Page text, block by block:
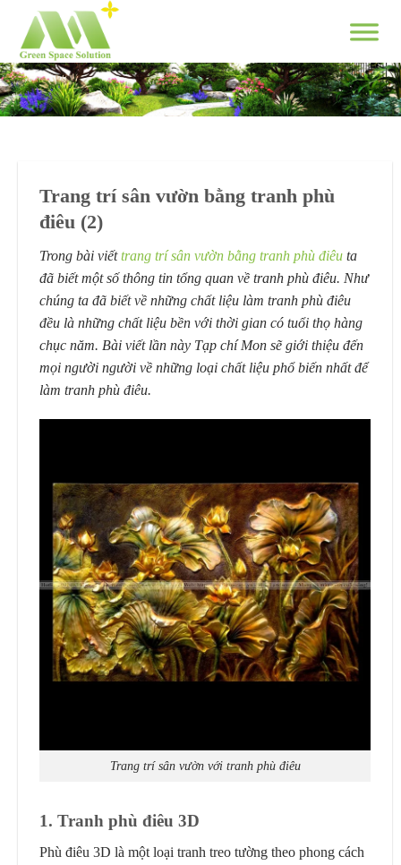
content
Trang trí sân vườn bằng tranh phù
điêu (2)
Trong bài viếttrang trí sân vườn bằng tranh phù điêu ta
đã biết một số thông tin tổng quan về tranh phù điêu. Như
chúng ta đã biết về những chất liệu làm tranh phù điêu
đều là những chất liệu bền với thời gian có tuổi thọ hàng
chục năm. Bài viết lần này Tạp chí Mon sẽ giới thiệu đến
mọi người người về những loại chất liệu phổ biến nhất để
làm tranh phù điêu.
Trang trí sân vườn với tranh phù điêu
1. Tranh phù điêu 3D
Phù điêu 3D là một loại tranh treo tường theo phong cách